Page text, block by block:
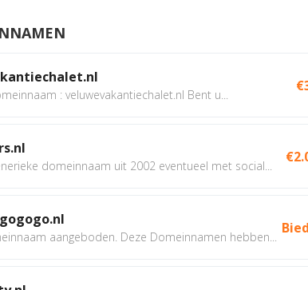
: veluwevakantiechalet.nl Bent u...
domeinnaam uit 2002 eventueel met social...
aangeboden. Deze Domeinnamen hebben...